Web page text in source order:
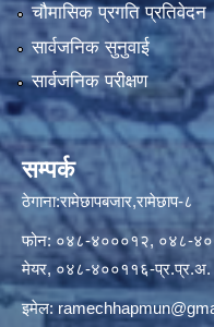
चौमासिक प्रगति प्रतिवेदन
सार्वजनिक सुनुवाई
सार्वजनिक परीक्षण
सम्पर्क
ठेगाना:रामेछापबजार,रामेछाप-८
फोन: ०४८-४०००१२, ०४८-
मेयर, ०४८-४००११६-प्र.प्र.अ.
इमेल: